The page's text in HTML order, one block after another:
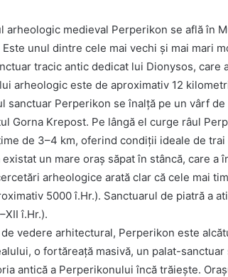
arheologic medieval Perperikon se află în
Este unul dintre cele mai vechi și mai mari
tracic antic dedicat lui Dionysos,
arheologic este de aproximativ 12
sanctuar Perperikon se înalță pe un vârf
Gorna Krepost. Pe lângă el curge râul
de 3–4 km, oferind condiții ideale de
existat un mare oraș săpat în stâncă, care a
arheologice arată clar că cele mai
5000 î.Hr.). Sanctuarul de piatră a
î.Hr.).
vedere arhitectural, Perperikon este
o fortăreață masivă, un palat-
antică a Perperikonului încă trăiește.